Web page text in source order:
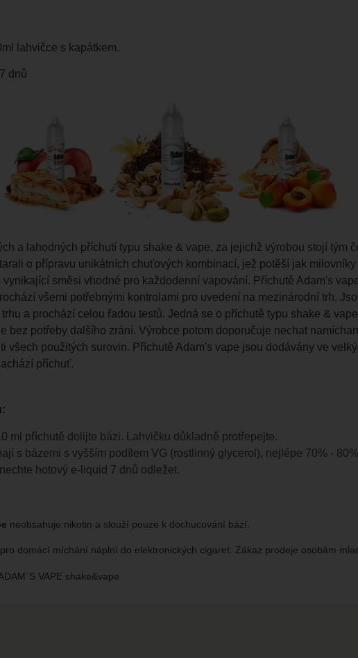
lahvičce s kapátkem.
7 dnů
a lahodných příchutí typu shake & vape, za jejichž výrobou stojí tým
o přípravu unikátních chuťových kombinací, jež potěší jak
směsi vhodné pro každodenní vapování. Příchutě Adam's
všemi potřebnými kontrolami pro uvedení na mezinárodní trh.
a prochází celou řadou testů. Jedná se o příchutě typu shake &
bez potřeby dalšího zrání. Výrobce potom doporučuje nechat
všech použitých surovin. Příchutě Adam's vape jsou dodávány ve
příchuť.
ml příchutě dolijte bázi. Lahvičku důkladně protřepejte.
s bázemi s vyšším podílem VG (rostlinný glycerol), nejlépe 70% -
hotový e-liquid 7 dnů odležet.
neobsahuje nikotin a slouží pouze k dochucování bází.
domácí míchání náplní do elektronických cigaret. Zákaz prodeje osobám
VAPE shake&vape